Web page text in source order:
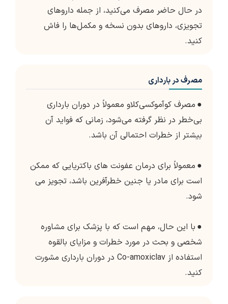
در حال حاضر مصرف می‌کنید، از جمله داروهای
تجویزی، داروهای بدون نسخه و مکمل‌ها را فاش
کنید.
مصرف در بارداری
● مصرف کوآموکسی‌کلاو معمولاً در دوران بارداری
بی‌خطر در نظر گرفته می‌شود، زمانی که فواید آن
بیشتر از خطرات احتمالی آن باشد.
● معمولاً برای درمان عفونت های باکتریایی که ممکن
است برای مادر یا جنین خطرآفرین باشد، تجویز می
شود.
● با این حال، مهم است که با پزشک برای مشاوره
شخصی و بحث در مورد خطرات و مزایای بالقوه
استفاده از Co-amoxiclav در دوران بارداری مشورت
کنید.